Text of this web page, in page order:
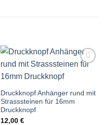
Wunschliste
Druckknopf Anhänger rund mit
Strasssteinen für 16mm
Druckknopf
12,00 €